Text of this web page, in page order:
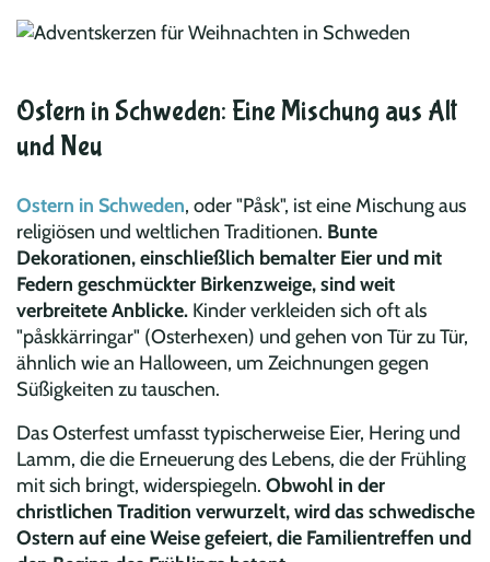
Ostern in Schweden: Eine Mischung aus Alt
und Neu
Ostern in Schweden, oder "Påsk", ist eine Mischung aus
religiösen und weltlichen Traditionen. Bunte
Dekorationen, einschließlich bemalter Eier und mit
Federn geschmückter Birkenzweige, sind weit
verbreitete Anblicke. Kinder verkleiden sich oft als
"påskkärringar" (Osterhexen) und gehen von Tür zu Tür,
ähnlich wie an Halloween, um Zeichnungen gegen
Süßigkeiten zu tauschen.
Das Osterfest umfasst typischerweise Eier, Hering und
Lamm, die die Erneuerung des Lebens, die der Frühling
mit sich bringt, widerspiegeln. Obwohl in der
christlichen Tradition verwurzelt, wird das schwedische
Ostern auf eine Weise gefeiert, die Familientreffen und